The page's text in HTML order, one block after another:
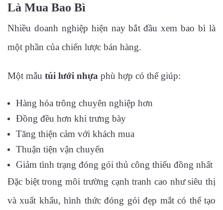
Là Mua Bao Bì
Nhiều doanh nghiệp hiện nay bắt đầu xem bao bì là
một phần của chiến lược bán hàng.
Một mẫu túi lưới nhựa phù hợp có thể giúp:
Hàng hóa trông chuyên nghiệp hơn
Đồng đều hơn khi trưng bày
Tăng thiện cảm với khách mua
Thuận tiện vận chuyển
Giảm tình trạng đóng gói thủ công thiếu đồng nhất
Đặc biệt trong môi trường cạnh tranh cao như siêu thị
và xuất khẩu, hình thức đóng gói đẹp mắt có thể tạo